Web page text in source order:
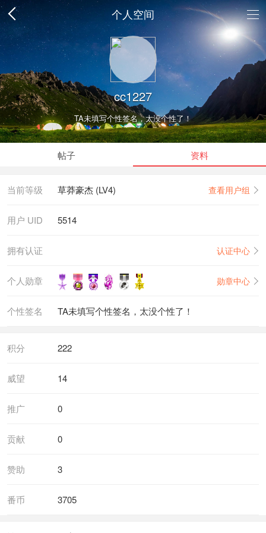
个人空间
cc1227
TA未填写个性签名，太没个性了！
帖子 资料
当前等级 草莽豪杰 (LV4) 查看用户组
用户 UID 5514
拥有认证 认证中心
个人勋章 勋章中心
个性签名 TA未填写个性签名，太没个性了！
积分 222
威望 14
推广 0
贡献 0
赞助 3
番币 3705